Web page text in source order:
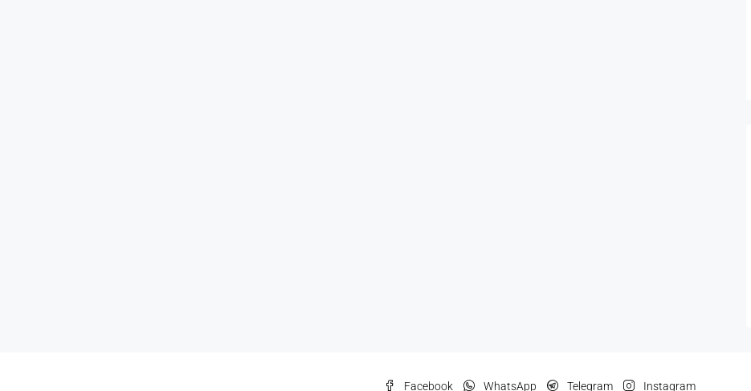
Facebook WhatsApp Telegram Instagram